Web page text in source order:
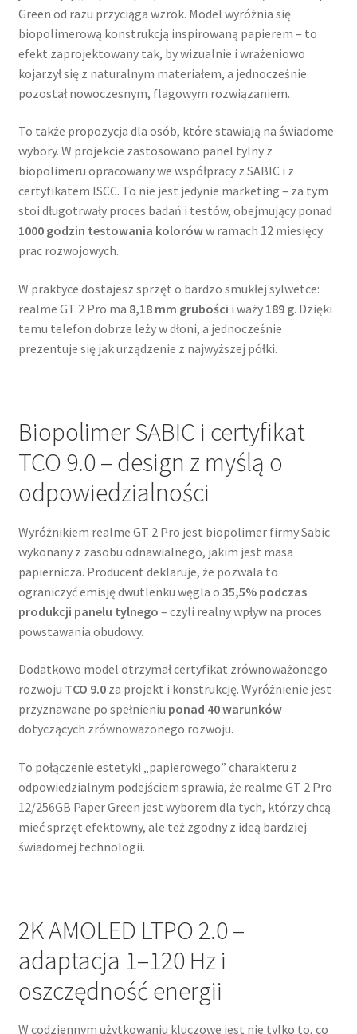
Green od razu przyciąga wzrok. Model wyróżnia się
biopolimerową konstrukcją inspirowaną papierem – to
efekt zaprojektowany tak, by wizualnie i wrażeniowo
kojarzył się z naturalnym materiałem, a jednocześnie
pozostał nowoczesnym, flagowym rozwiązaniem.
To także propozycja dla osób, które stawiają na świadome
wybory. W projekcie zastosowano panel tylny z
biopolimeru opracowany we współpracy z SABIC i z
certyfikatem ISCC. To nie jest jedynie marketing – za tym
stoi długotrwały proces badań i testów, obejmujący ponad
1000 godzin testowania koloróww ramach 12 miesięcy
prac rozwojowych.
W praktyce dostajesz sprzęt o bardzo smukłej sylwetce:
realme GT 2 Pro ma 8,18 mm grubości i waży 189 g. Dzięki
temu telefon dobrze leży w dłoni, a jednocześnie
prezentuje się jak urządzenie z najwyższej półki.
Biopolimer SABIC i certyfikat
TCO 9.0 – design z myślą o
odpowiedzialności
Wyróżnikiem realme GT 2 Pro jest biopolimer firmy Sabic
wykonany z zasobu odnawialnego, jakim jest masa
papiernicza. Producent deklaruje, że pozwala to
ograniczyć emisję dwutlenku węgla o 35,5% podczas
produkcji panelu tylnego – czyli realny wpływ na proces
powstawania obudowy.
Dodatkowo model otrzymał certyfikat zrównoważonego
rozwoju TCO 9.0za projekt i konstrukcję. Wyróżnienie jest
przyznawane po spełnieniu ponad 40 warunków
dotyczących zrównoważonego rozwoju.
To połączenie estetyki „papierowego” charakteru z
odpowiedzialnym podejściem sprawia, że realme GT 2 Pro
12/256GB Paper Green jest wyborem dla tych, którzy chcą
mieć sprzęt efektowny, ale też zgodny z ideą bardziej
świadomej technologii.
2K AMOLED LTPO 2.0 –
adaptacja 1–120 Hz i
oszczędność energii
W codziennym użytkowaniu kluczowe jest nie tylko to, co